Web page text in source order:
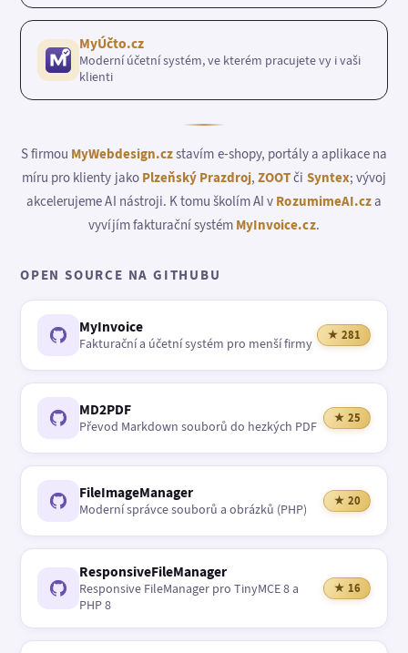
MyÚčto.cz
Moderní účetní systém, ve kterém pracujete vy i vaši
klienti
S firmou MyWebdesign.czstavím e-shopy, portály a aplikace na
míru pro klienty jako Plzeňský Prazdroj,ZOOTči Syntex; vývoj
akcelerujeme AI nástroji. K tomu školím AI v RozumimeAI.cza
vyvíjím fakturační systém MyInvoice.cz.
OPEN SOURCE NA GITHUBU
MyInvoice
Fakturační a účetní systém pro menší firmy
★ 281
MD2PDF
Převod Markdown souborů do hezkých PDF
★ 25
FileImageManager
Moderní správce souborů a obrázků (PHP)
★ 20
ResponsiveFileManager
Responsive FileManager pro TinyMCE 8 a
PHP 8
★ 16